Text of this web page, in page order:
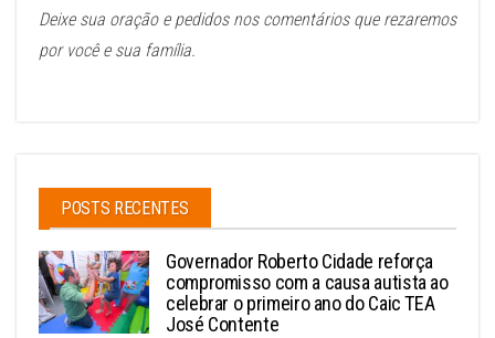
Deixe sua oração e pedidos nos comentários que rezaremos
por você e sua família.
POSTS RECENTES
Governador Roberto Cidade reforça
compromisso com a causa autista ao
celebrar o primeiro ano do Caic TEA
José Contente